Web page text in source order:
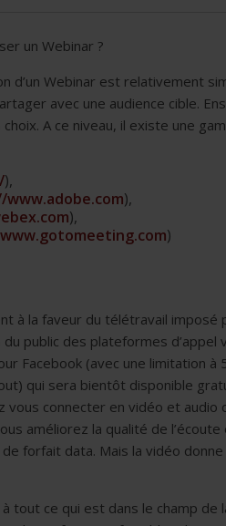
un Webinar ?
d’un Webinar est relativement
avec une audience cible.
A ce niveau, il existe une
),
),
),
)
à la faveur du télétravail imposé
public des plateformes
Facebook (avec une limitation
qui sera bientôt disponible
vous connecter en vidéo et audio
améliorez la qualité de
forfait data. Mais la vidéo
tout ce qui est dans le champ de